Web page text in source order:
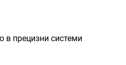
в прецизни системи